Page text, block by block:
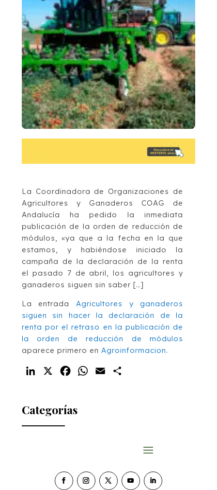
La Coordinadora de Organizaciones de
Agricultores y Ganaderos COAG de
Andalucía ha pedido la inmediata
publicación de la orden de reducción de
módulos, «ya que a la fecha en la que
estamos, y habiéndose iniciado la
campaña de la declaración de la renta
el pasado 7 de abril, los agricultores y
ganaderos siguen sin saber […]
La entrada Agricultores y ganaderos
siguen sin hacer la declaración de la
renta por el retraso en la publicación de
la orden de reducción de módulos
aparece primero en Agroinformacion.
LinkedIn FacebookWhatsApp
Email
Categorías